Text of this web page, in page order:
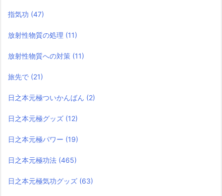
指気功 (47)
放射性物質の処理 (11)
放射性物質への対策 (11)
旅先で (21)
日之本元極ついかんばん (2)
日之本元極グッズ (12)
日之本元極パワー (19)
日之本元極功法 (465)
日之本元極気功グッズ (63)